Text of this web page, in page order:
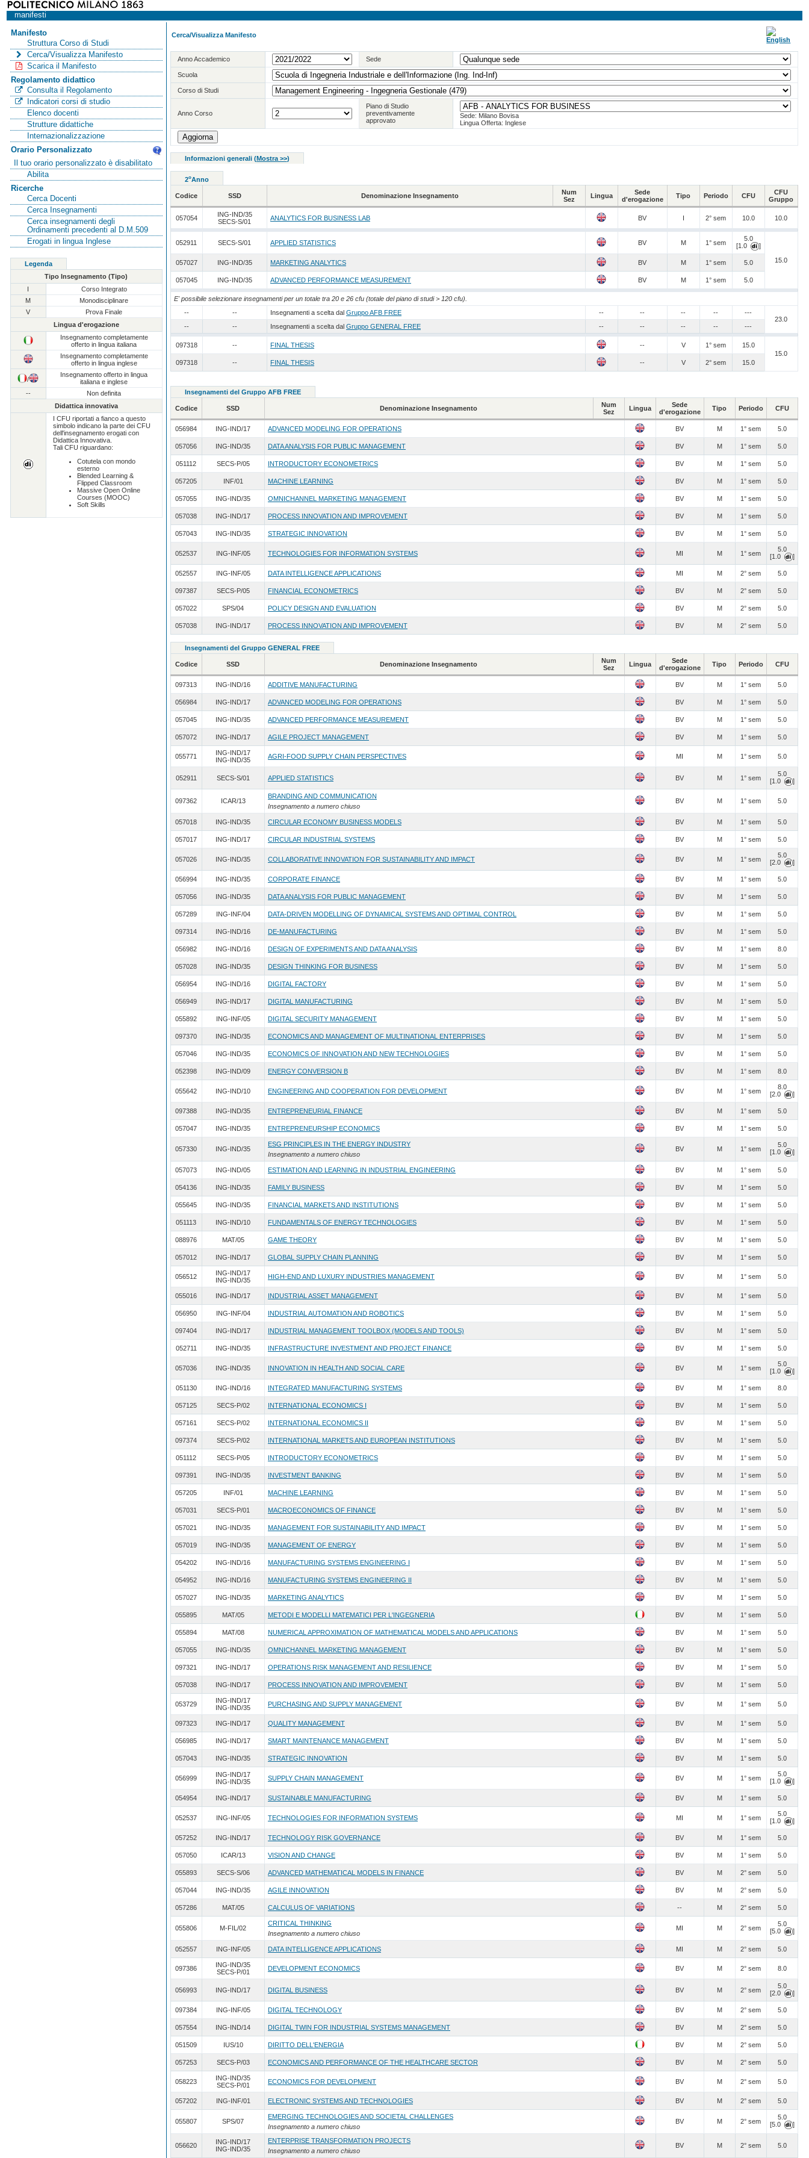
manifesti
Manifesto
Struttura Corso di Studi
Cerca/Visualizza Manifesto
Scarica il Manifesto
Regolamento didattico
Consulta il Regolamento
Indicatori corsi di studio
Elenco docenti
Strutture didattiche
Internazionalizzazione
Orario Personalizzato
Il tuo orario personalizzato è disabilitato
Abilita
Ricerche
Cerca Docenti
Cerca Insegnamenti
Cerca insegnamenti degli
Ordinamenti precedenti al D.M.509
Erogati in lingua Inglese
Legenda
Tipo Insegnamento (Tipo)
I
Corso Integrato
M
Monodisciplinare
V
Prova Finale
Lingua d'erogazione
Insegnamento completamente
offerto in lingua italiana
Insegnamento completamente
offerto in lingua inglese
/
Insegnamento offerto in lingua
italiana e inglese
--
Non definita
Didattica innovativa
I CFU riportati a fianco a questo
simbolo indicano la parte dei CFU
dell'insegnamento erogati con
Didattica Innovativa.
Tali CFU riguardano:
Cotutela con mondo
esterno
Blended Learning &
Flipped Classroom
Massive Open Online
Courses (MOOC)
Soft Skills
Cerca/Visualizza Manifesto
Anno Accademico Sede
Scuola
Corso di Studi
Anno Corso
Piano di Studio
preventivamente
approvato
Sede: Milano Bovisa
Lingua Offerta: Inglese
Informazioni generali (Mostra >>)
2oAnno
Codice SSD Denominazione Insegnamento
Num
Sez
Lingua
Sede
d'erogazione
Tipo Periodo CFU
CFU
Gruppo
057054
ING-IND/35
SECS-S/01
ANALYTICS FOR BUSINESS LAB BV I 2° sem 10.0 10.0
052911 SECS-S/01 APPLIED STATISTICS BV M 1° sem
5.0
[1.0
]
15.0
057027 ING-IND/35 MARKETING ANALYTICS BV M 1° sem 5.0
057045 ING-IND/35 ADVANCED PERFORMANCE MEASUREMENT BV M 1° sem 5.0
E' possibile selezionare insegnamenti per un totale tra 20 e 26 cfu (totale del piano di studi > 120 cfu).
--
-- Insegnamenti a scelta dal Gruppo AFB FREE -- -- -- --
---
23.0
--
-- Insegnamenti a scelta dal Gruppo GENERAL FREE -- -- -- -- ---
097318 -- FINAL THESIS -- V 1° sem
15.0
15.0
097318
-- FINAL THESIS -- V 2° sem 15.0
Insegnamenti del Gruppo AFB FREE
Codice SSD Denominazione Insegnamento
Num
Sez
Lingua
Sede
d'erogazione
Tipo Periodo CFU
056984 ING-IND/17 ADVANCED MODELING FOR OPERATIONS BV M 1° sem 5.0
057056 ING-IND/35 DATA ANALYSIS FOR PUBLIC MANAGEMENT BV M 1° sem 5.0
051112 SECS-P/05 INTRODUCTORY ECONOMETRICS BV M 1° sem 5.0
057205 INF/01 MACHINE LEARNING BV M 1° sem 5.0
057055 ING-IND/35 OMNICHANNEL MARKETING MANAGEMENT BV M 1° sem 5.0
057038 ING-IND/17 PROCESS INNOVATION AND IMPROVEMENT BV M 1° sem 5.0
057043 ING-IND/35 STRATEGIC INNOVATION BV M 1° sem 5.0
052537 ING-INF/05 TECHNOLOGIES FOR INFORMATION SYSTEMS MI M 1° sem
5.0
[1.0
]
052557 ING-INF/05 DATA INTELLIGENCE APPLICATIONS MI M 2° sem 5.0
097387 SECS-P/05 FINANCIAL ECONOMETRICS BV M 2° sem 5.0
057022 SPS/04 POLICY DESIGN AND EVALUATION BV M 2° sem 5.0
057038 ING-IND/17 PROCESS INNOVATION AND IMPROVEMENT BV M 2° sem 5.0
Insegnamenti del Gruppo GENERAL FREE
Codice SSD Denominazione Insegnamento
Num
Sez
Lingua
Sede
d'erogazione
Tipo Periodo CFU
097313 ING-IND/16 ADDITIVE MANUFACTURING BV M 1° sem 5.0
056984 ING-IND/17 ADVANCED MODELING FOR OPERATIONS BV M 1° sem 5.0
057045 ING-IND/35 ADVANCED PERFORMANCE MEASUREMENT BV M 1° sem 5.0
057072 ING-IND/17 AGILE PROJECT MANAGEMENT BV M 1° sem 5.0
055771
ING-IND/17
ING-IND/35
AGRI-FOOD SUPPLY CHAIN PERSPECTIVES MI M 1° sem 5.0
052911 SECS-S/01 APPLIED STATISTICS BV M 1° sem
5.0
[1.0
]
097362 ICAR/13
BRANDING AND COMMUNICATION
Insegnamento a numero chiuso
BV M 1° sem 5.0
057018 ING-IND/35 CIRCULAR ECONOMY BUSINESS MODELS BV M 1° sem 5.0
057017 ING-IND/17 CIRCULAR INDUSTRIAL SYSTEMS BV M 1° sem 5.0
057026 ING-IND/35 COLLABORATIVE INNOVATION FOR SUSTAINABILITY AND IMPACT BV M 1° sem
5.0
[2.0
]
056994 ING-IND/35 CORPORATE FINANCE BV M 1° sem 5.0
057056 ING-IND/35 DATA ANALYSIS FOR PUBLIC MANAGEMENT BV M 1° sem 5.0
057289 ING-INF/04 DATA-DRIVEN MODELLING OF DYNAMICAL SYSTEMS AND OPTIMAL CONTROL BV M 1° sem 5.0
097314 ING-IND/16 DE-MANUFACTURING BV M 1° sem 5.0
056982 ING-IND/16 DESIGN OF EXPERIMENTS AND DATA ANALYSIS BV M 1° sem 8.0
057028 ING-IND/35 DESIGN THINKING FOR BUSINESS BV M 1° sem 5.0
056954 ING-IND/16 DIGITAL FACTORY BV M 1° sem 5.0
056949 ING-IND/17 DIGITAL MANUFACTURING BV M 1° sem 5.0
055892 ING-INF/05 DIGITAL SECURITY MANAGEMENT BV M 1° sem 5.0
097370 ING-IND/35 ECONOMICS AND MANAGEMENT OF MULTINATIONAL ENTERPRISES BV M 1° sem 5.0
057046 ING-IND/35 ECONOMICS OF INNOVATION AND NEW TECHNOLOGIES BV M 1° sem 5.0
052398 ING-IND/09 ENERGY CONVERSION B BV M 1° sem 8.0
055642 ING-IND/10 ENGINEERING AND COOPERATION FOR DEVELOPMENT BV M 1° sem
8.0
[2.0
]
097388 ING-IND/35 ENTREPRENEURIAL FINANCE BV M 1° sem 5.0
057047 ING-IND/35 ENTREPRENEURSHIP ECONOMICS BV M 1° sem 5.0
057330 ING-IND/35
ESG PRINCIPLES IN THE ENERGY INDUSTRY
Insegnamento a numero chiuso
BV M 1° sem
5.0
[1.0
]
057073 ING-IND/05 ESTIMATION AND LEARNING IN INDUSTRIAL ENGINEERING BV M 1° sem 5.0
054136 ING-IND/35 FAMILY BUSINESS BV M 1° sem 5.0
055645 ING-IND/35 FINANCIAL MARKETS AND INSTITUTIONS BV M 1° sem 5.0
051113 ING-IND/10 FUNDAMENTALS OF ENERGY TECHNOLOGIES BV M 1° sem 5.0
088976 MAT/05 GAME THEORY BV M 1° sem 5.0
057012 ING-IND/17 GLOBAL SUPPLY CHAIN PLANNING BV M 1° sem 5.0
056512
ING-IND/17
ING-IND/35
HIGH-END AND LUXURY INDUSTRIES MANAGEMENT BV M 1° sem 5.0
055016 ING-IND/17 INDUSTRIAL ASSET MANAGEMENT BV M 1° sem 5.0
056950 ING-INF/04 INDUSTRIAL AUTOMATION AND ROBOTICS BV M 1° sem 5.0
097404 ING-IND/17 INDUSTRIAL MANAGEMENT TOOLBOX (MODELS AND TOOLS) BV M 1° sem 5.0
052711 ING-IND/35 INFRASTRUCTURE INVESTMENT AND PROJECT FINANCE BV M 1° sem 5.0
057036 ING-IND/35 INNOVATION IN HEALTH AND SOCIAL CARE BV M 1° sem
5.0
[1.0
]
051130 ING-IND/16 INTEGRATED MANUFACTURING SYSTEMS BV M 1° sem 8.0
057125 SECS-P/02 INTERNATIONAL ECONOMICS I BV M 1° sem 5.0
057161 SECS-P/02 INTERNATIONAL ECONOMICS II BV M 1° sem 5.0
097374 SECS-P/02 INTERNATIONAL MARKETS AND EUROPEAN INSTITUTIONS BV M 1° sem 5.0
051112 SECS-P/05 INTRODUCTORY ECONOMETRICS BV M 1° sem 5.0
097391 ING-IND/35 INVESTMENT BANKING BV M 1° sem 5.0
057205 INF/01 MACHINE LEARNING BV M 1° sem 5.0
057031 SECS-P/01 MACROECONOMICS OF FINANCE BV M 1° sem 5.0
057021 ING-IND/35 MANAGEMENT FOR SUSTAINABILITY AND IMPACT BV M 1° sem 5.0
057019 ING-IND/35 MANAGEMENT OF ENERGY BV M 1° sem 5.0
054202 ING-IND/16 MANUFACTURING SYSTEMS ENGINEERING I BV M 1° sem 5.0
054952 ING-IND/16 MANUFACTURING SYSTEMS ENGINEERING II BV M 1° sem 5.0
057027 ING-IND/35 MARKETING ANALYTICS BV M 1° sem 5.0
055895 MAT/05 METODI E MODELLI MATEMATICI PER L'INGEGNERIA BV M 1° sem 5.0
055894 MAT/08 NUMERICAL APPROXIMATION OF MATHEMATICAL MODELS AND APPLICATIONS BV M 1° sem 5.0
057055 ING-IND/35 OMNICHANNEL MARKETING MANAGEMENT BV M 1° sem 5.0
097321 ING-IND/17 OPERATIONS RISK MANAGEMENT AND RESILIENCE BV M 1° sem 5.0
057038 ING-IND/17 PROCESS INNOVATION AND IMPROVEMENT BV M 1° sem 5.0
053729
ING-IND/17
ING-IND/35
PURCHASING AND SUPPLY MANAGEMENT BV M 1° sem 5.0
097323 ING-IND/17 QUALITY MANAGEMENT BV M 1° sem 5.0
056985 ING-IND/17 SMART MAINTENANCE MANAGEMENT BV M 1° sem 5.0
057043 ING-IND/35 STRATEGIC INNOVATION BV M 1° sem 5.0
056999
ING-IND/17
ING-IND/35
SUPPLY CHAIN MANAGEMENT BV M 1° sem
5.0
[1.0
]
054954 ING-IND/17 SUSTAINABLE MANUFACTURING BV M 1° sem 5.0
052537 ING-INF/05 TECHNOLOGIES FOR INFORMATION SYSTEMS MI M 1° sem
5.0
[1.0
]
057252 ING-IND/17 TECHNOLOGY RISK GOVERNANCE BV M 1° sem 5.0
057050 ICAR/13 VISION AND CHANGE BV M 1° sem 5.0
055893 SECS-S/06 ADVANCED MATHEMATICAL MODELS IN FINANCE BV M 2° sem 5.0
057044 ING-IND/35 AGILE INNOVATION BV M 2° sem 5.0
057286 MAT/05 CALCULUS OF VARIATIONS -- M 2° sem 5.0
055806 M-FIL/02
CRITICAL THINKING
Insegnamento a numero chiuso
MI M 2° sem
5.0
[5.0
]
052557 ING-INF/05 DATA INTELLIGENCE APPLICATIONS MI M 2° sem 5.0
097386
ING-IND/35
SECS-P/01
DEVELOPMENT ECONOMICS BV M 2° sem 8.0
056993 ING-IND/17 DIGITAL BUSINESS BV M 2° sem
5.0
[2.0
]
097384 ING-INF/05 DIGITAL TECHNOLOGY BV M 2° sem 5.0
057554 ING-IND/14 DIGITAL TWIN FOR INDUSTRIAL SYSTEMS MANAGEMENT BV M 2° sem 5.0
051509 IUS/10 DIRITTO DELL'ENERGIA BV M 2° sem 5.0
057253 SECS-P/03 ECONOMICS AND PERFORMANCE OF THE HEALTHCARE SECTOR BV M 2° sem 5.0
058223
ING-IND/35
SECS-P/01
ECONOMICS FOR DEVELOPMENT BV M 2° sem 5.0
057202 ING-INF/01 ELECTRONIC SYSTEMS AND TECHNOLOGIES BV M 2° sem 5.0
055807 SPS/07
EMERGING TECHNOLOGIES AND SOCIETAL CHALLENGES
Insegnamento a numero chiuso
BV M 2° sem
5.0
[5.0
]
056620
ING-IND/17
ING-IND/35
ENTERPRISE TRANSFORMATION PROJECTS
Insegnamento a numero chiuso
BV M 2° sem 5.0